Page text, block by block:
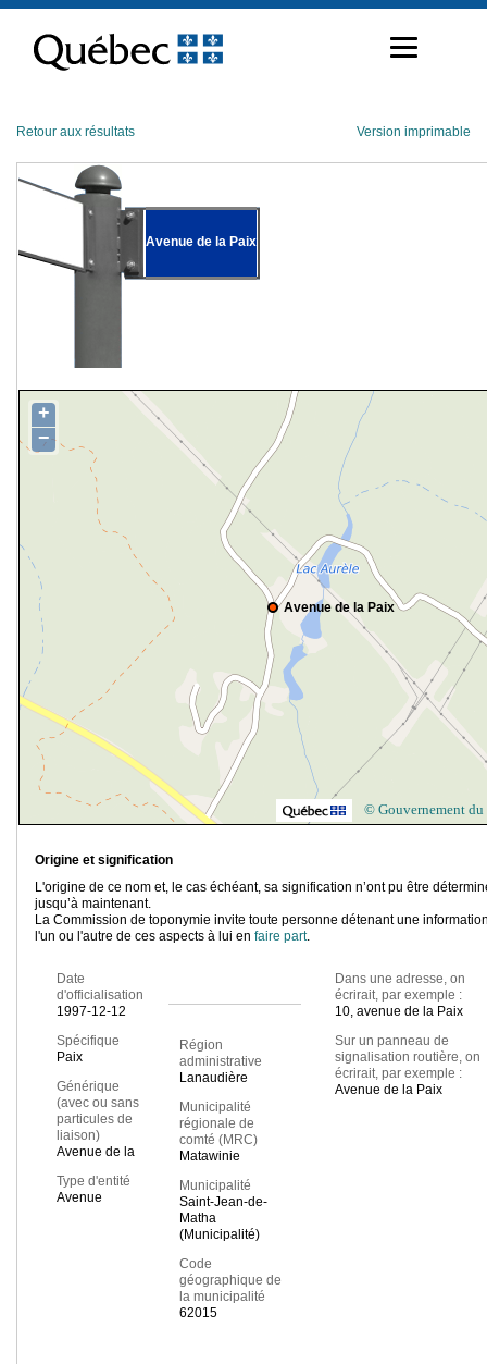
contenu
Retour aux résultats Version imprimable
Avenue de la Paix
Avenue de la Paix
+
−
© Gouvernement du
Origine et signification
L'origine de ce nom et, le cas échéant, sa signification n’ont pu être
jusqu’à maintenant.
La Commission de toponymie invite toute personne détenant une
l'un ou l'autre de ces aspects à lui en faire part.
Date
d'officialisation
1997-12-12
Spécifique
Paix
Générique
(avec ou sans
particules de
liaison)
Avenue de la
Type d'entité
Avenue
Région
administrative
Lanaudière
Municipalité
régionale de
comté (MRC)
Matawinie
Municipalité
Saint-Jean-de-
Matha
(Municipalité)
Code
géographique de
la municipalité
62015
Dans une adresse, on
écrirait, par exemple :
10, avenue de la Paix
Sur un panneau de
signalisation routière, on
écrirait, par exemple :
Avenue de la Paix